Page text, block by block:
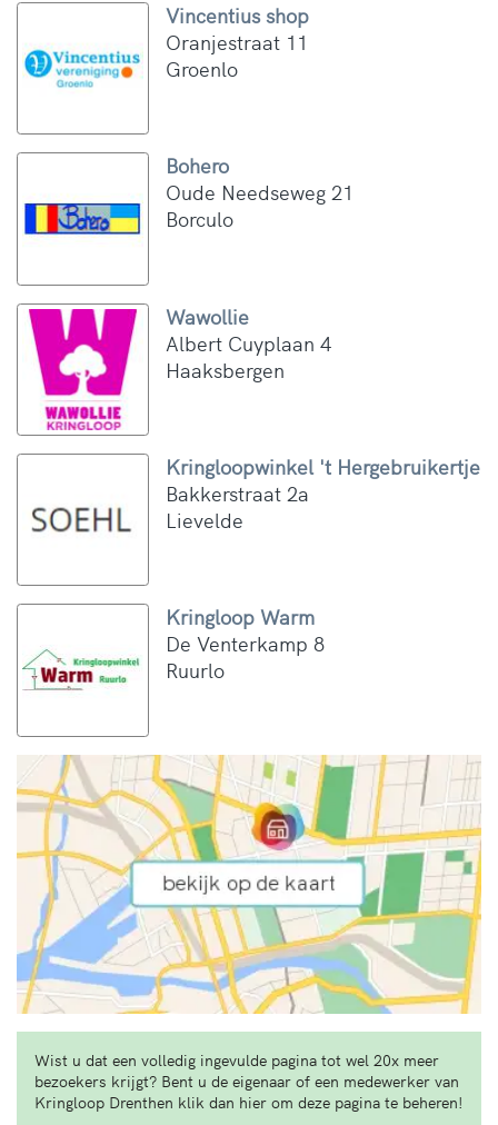
Wist u dat een volledig ingevulde pagina tot wel 20x meer
bezoekers krijgt? Bent u de eigenaar of een medewerker van
Kringloop Drenthen klik dan hier om deze pagina te beheren!
Vincentius shop
Oranjestraat 11
Groenlo
Bohero
Oude Needseweg 21
Borculo
Wawollie
Albert Cuyplaan 4
Haaksbergen
Kringloopwinkel 't Hergebruikertje
Bakkerstraat 2a
Lievelde
Kringloop Warm
De Venterkamp 8
Ruurlo